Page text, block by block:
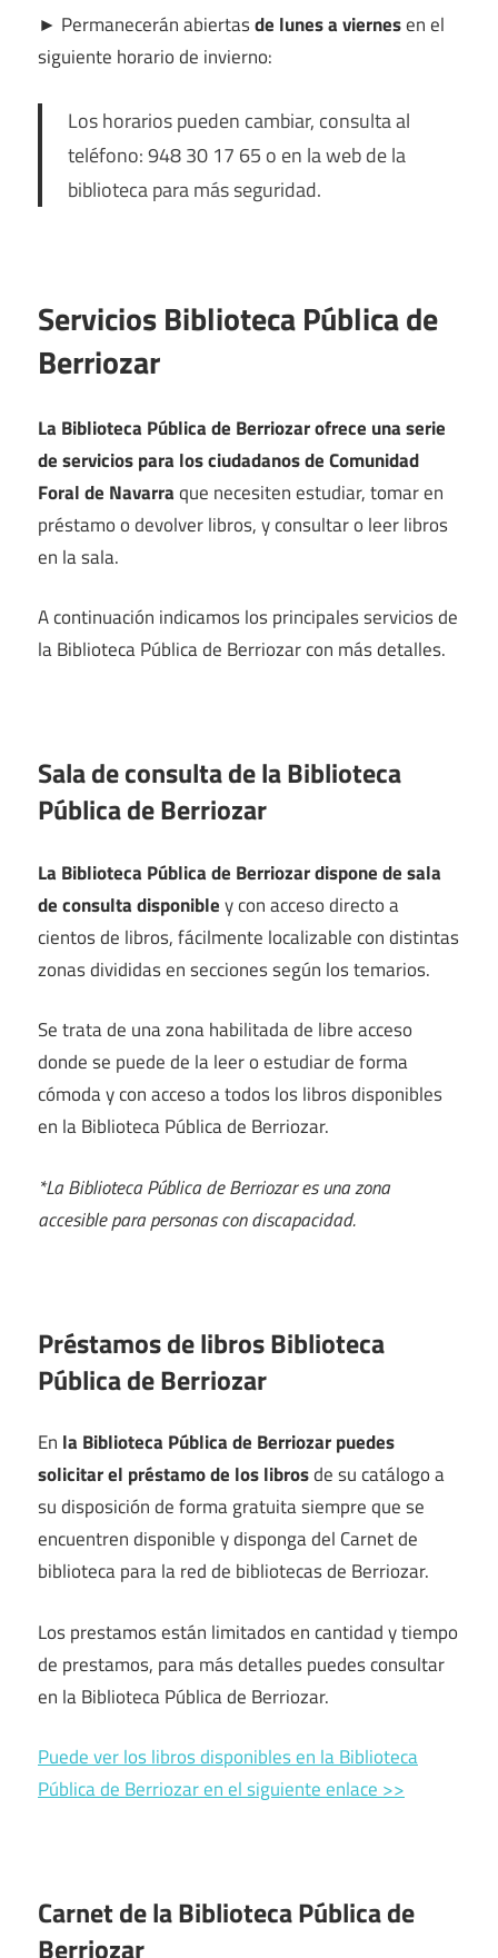
► Permanecerán abiertasde lunes a viernesen el
siguiente horario de invierno:
Los horarios pueden cambiar, consulta al
teléfono: 948 30 17 65 o en la web de la
biblioteca para más seguridad.
Servicios Biblioteca Pública de
Berriozar
La Biblioteca Pública de Berriozar ofrece una serie
de servicios para los ciudadanos de Comunidad
Foral de Navarraque necesiten estudiar, tomar en
préstamo o devolver libros, y consultar o leer libros
en la sala.
A continuación indicamos los principales servicios de
la Biblioteca Pública de Berriozar con más detalles.
Sala de consulta de la Biblioteca
Pública de Berriozar
La Biblioteca Pública de Berriozar dispone de sala
de consulta disponibley con acceso directo a
cientos de libros, fácilmente localizable con distintas
zonas divididas en secciones según los temarios.
Se trata de una zona habilitada de libre acceso
donde se puede de la leer o estudiar de forma
cómoda y con acceso a todos los libros disponibles
en la Biblioteca Pública de Berriozar.
*La Biblioteca Pública de Berriozar es una zona
accesible para personas con discapacidad.
Préstamos de libros Biblioteca
Pública de Berriozar
En la Biblioteca Pública de Berriozar puedes
solicitar el préstamo de los librosde su catálogo a
su disposición de forma gratuita siempre que se
encuentren disponible y disponga del Carnet de
biblioteca para la red de bibliotecas de Berriozar.
Los prestamos están limitados en cantidad y tiempo
de prestamos, para más detalles puedes consultar
en la Biblioteca Pública de Berriozar.
Puede ver los libros disponibles en la Biblioteca
Pública de Berriozar en el siguiente enlace >>
Carnet de la Biblioteca Pública de
Berriozar